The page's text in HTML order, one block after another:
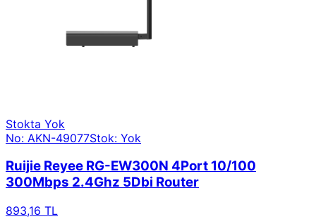
Stokta Yok
No: AKN-49077Stok: Yok
Ruijie Reyee RG-EW300N 4Port 10/100
300Mbps 2.4Ghz 5Dbi Router
893,16 TL